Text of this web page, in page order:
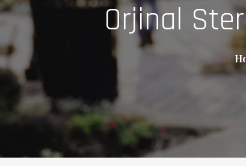
Orjinal